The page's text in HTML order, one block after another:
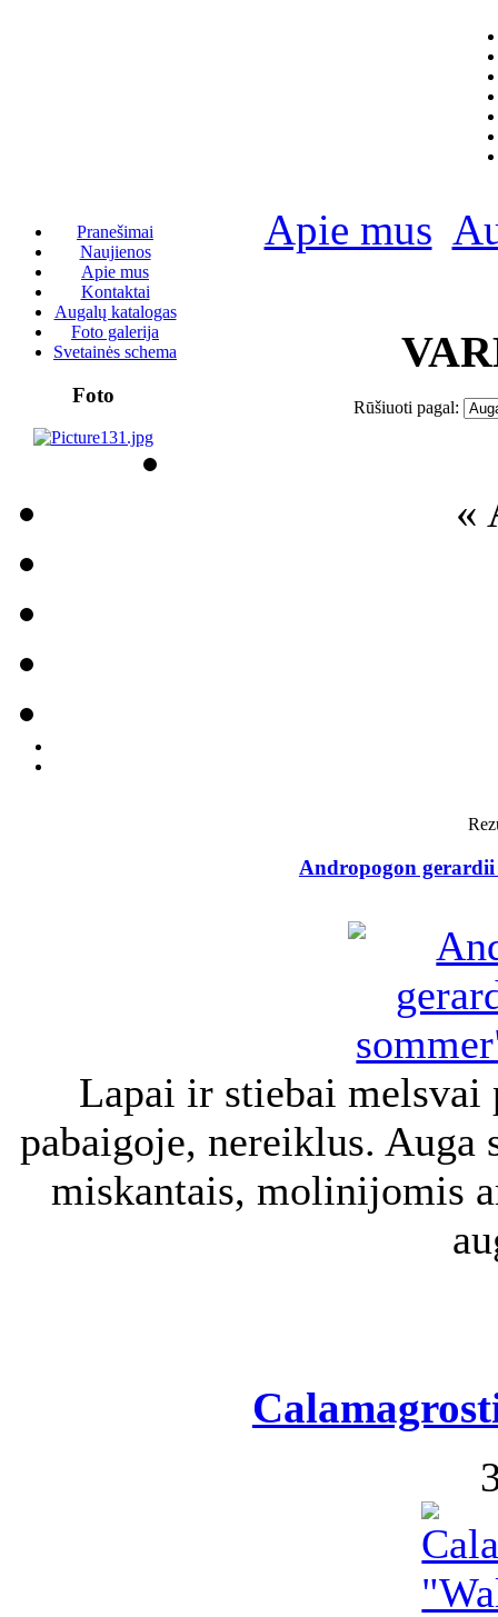
Pranešimai
Naujienos
Apie mus
Kontaktai
Augalų katalogas
Foto galerija
Svetainės schema
Foto
Apie mus
Rūšiuoti pagal:
«
Andropogon
Lapai ir stiebai melsvai
pabaigoje, nereiklus. Auga
miskantais, molinijomis